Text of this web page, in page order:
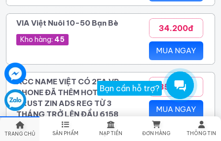
Bạn cần hỗ trợ?
TRANG CHỦ SẢN PHẨM NẠP TIỀN ĐƠN HÀNG THÔNG TIN
VIA Việt Nuôi 10-50 Bạn Bè
Kho hàng: 45
34.200đ
MUA NGAY
ACC NAME VIỆT CÓ 2FA VR
PHONE ĐÃ THÊM HOTMAIL
TRUST ZIN ADS REG TỪ 3
THÁNG TRỞ LÊN ĐẦU 6158
Kho hàng:125
35.000đ
MUA NGAY